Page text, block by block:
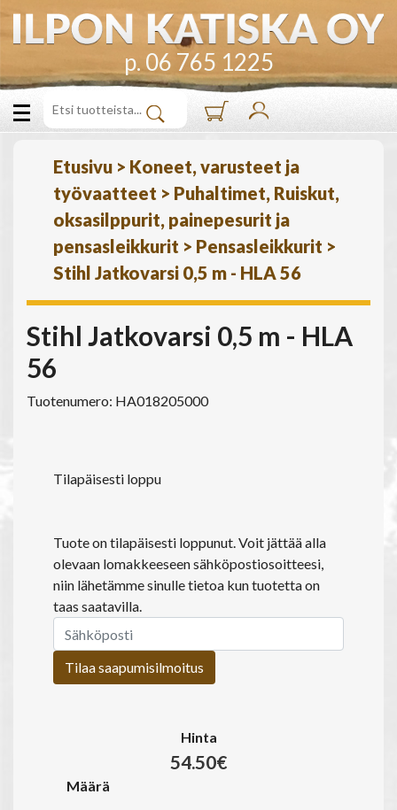
p. 06 765 1225
Etusivu > Koneet, varusteet ja
työvaatteet > Puhaltimet, Ruiskut,
oksasilppurit, painepesurit ja
pensasleikkurit > Pensasleikkurit >
Stihl Jatkovarsi 0,5 m - HLA 56
Stihl Jatkovarsi 0,5 m - HLA
56
Tuotenumero: HA018205000
Tilapäisesti loppu
Tuote on tilapäisesti loppunut. Voit jättää alla
olevaan lomakkeeseen sähköpostiosoitteesi,
niin lähetämme sinulle tietoa kun tuotetta on
taas saatavilla.
Tilaa saapumisilmoitus
Hinta
54.50€
Määrä